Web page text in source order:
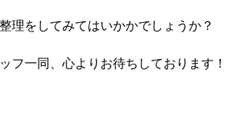
理をしてみてはいかかでしょうか？
一同、心よりお待ちしております！